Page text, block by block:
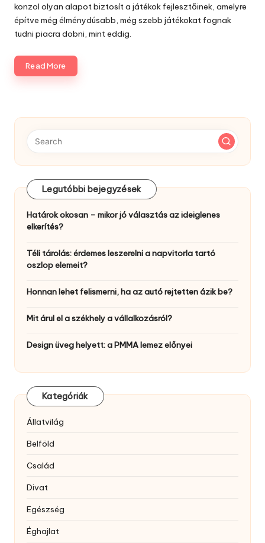
konzol olyan alapot biztosít a játékok fejlesztőinek, amelyre
építve még élménydúsabb, még szebb játékokat fognak
tudni piacra dobni, mint eddig.
Read More
Legutóbbi bejegyzések
Határok okosan – mikor jó választás az ideiglenes
elkerítés?
Téli tárolás: érdemes leszerelni a napvitorla tartó
oszlop elemeit?
Honnan lehet felismerni, ha az autó rejtetten ázik be?
Mit árul el a székhely a vállalkozásról?
Design üveg helyett: a PMMA lemez előnyei
Kategóriák
Állatvilág
Belföld
Család
Divat
Egészség
Éghajlat